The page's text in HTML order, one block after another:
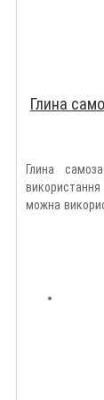
Глина
Глина
можна
й для
скло або